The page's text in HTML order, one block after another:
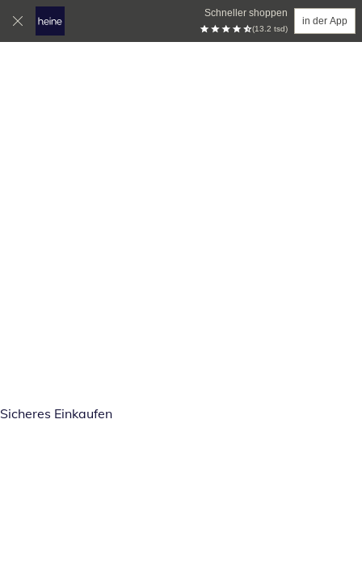
Schneller shoppen
(13.2 tsd)
in der App
Sicheres Einkaufen